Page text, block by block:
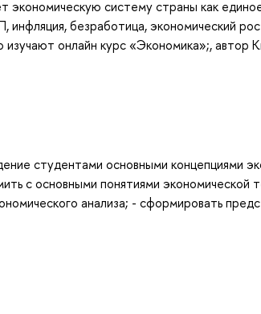
экономическую систему страны как
безработица, экономический
онлайн курс «Экономика»;, автор
студентами основными концепциями
с основными понятиями экономической
анализа; - сформировать